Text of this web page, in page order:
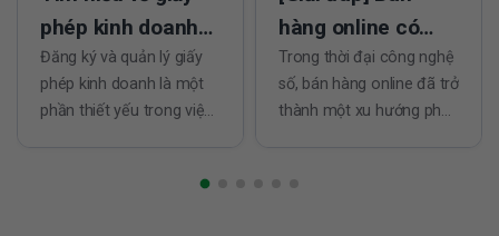
phép kinh doanh
và các thủ tục liên
quan
Đăng ký và quản lý giấy
phép kinh doanh là một
phần thiết yếu trong việc
Nam. Thủ tục này không
hàng online có
cần đăng ký kinh
doanh không?
Trong thời đại công nghệ
số, bán hàng online đã trở
thành một xu hướng phổ